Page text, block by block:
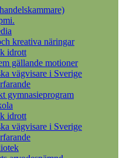
kreativa näringar
idrott
gällande motioner
vägvisare i Sverige
gymnasieprogram
idrott
vägvisare i Sverige